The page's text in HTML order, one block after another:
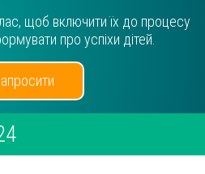
щоб включити їх до процесу
про успіхи дітей.